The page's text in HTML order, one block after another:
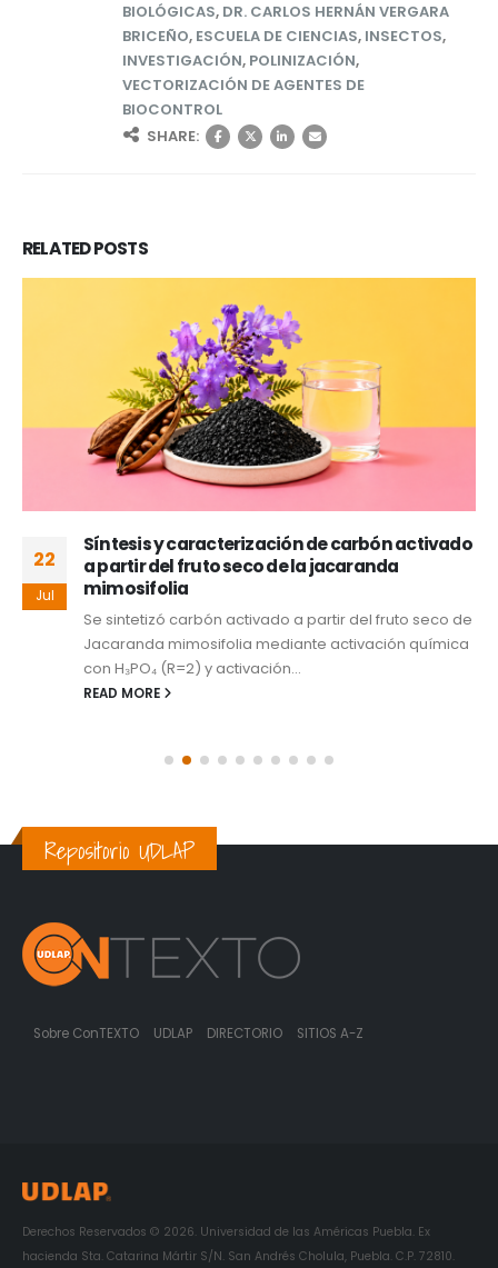
BIOLÓGICAS, DR. CARLOS HERNÁN VERGARA
BRICEÑO, ESCUELA DE CIENCIAS, INSECTOS,
INVESTIGACIÓN, POLINIZACIÓN,
VECTORIZACIÓN DE AGENTES DE
BIOCONTROL
SHARE:
RELATEDPOSTS
22
Jul
Síntesis y caracterización de carbón activado
a partir del fruto seco de la jacaranda
mimosifolia
Se sintetizó carbón activado a partir del fruto seco de
Jacaranda mimosifolia mediante activación química
con H₃PO₄ (R=2) y activación...
READ MORE
Repositorio UDLAP
Sobre ConTEXTO UDLAP DIRECTORIO SITIOS A-Z
Derechos Reservados © 2026. Universidad de las Américas Puebla. Ex
hacienda Sta. Catarina Mártir S/N. San Andrés Cholula, Puebla. C.P. 72810.